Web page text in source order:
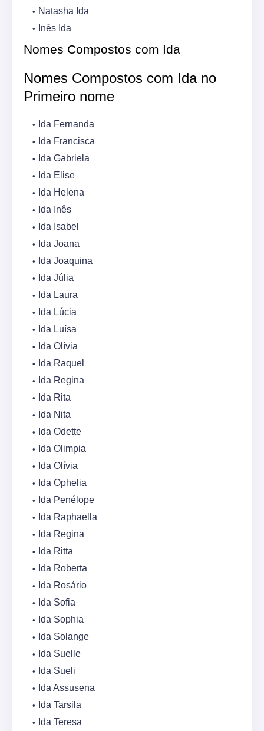
Natasha Ida
Inês Ida
Nomes Compostos com Ida
Nomes Compostos com Ida no
Primeiro nome
Ida Fernanda
Ida Francisca
Ida Gabriela
Ida Elise
Ida Helena
Ida Inês
Ida Isabel
Ida Joana
Ida Joaquina
Ida Júlia
Ida Laura
Ida Lúcia
Ida Luísa
Ida Olívia
Ida Raquel
Ida Regina
Ida Rita
Ida Nita
Ida Odette
Ida Olimpia
Ida Olívia
Ida Ophelia
Ida Penélope
Ida Raphaella
Ida Regina
Ida Ritta
Ida Roberta
Ida Rosário
Ida Sofia
Ida Sophia
Ida Solange
Ida Suelle
Ida Sueli
Ida Assusena
Ida Tarsila
Ida Teresa